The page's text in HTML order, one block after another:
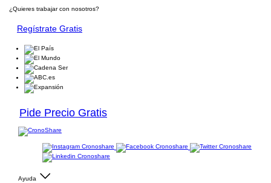
¿Quieres trabajar con nosotros?
Regístrate Gratis
Pide Precio Gratis
Ayuda